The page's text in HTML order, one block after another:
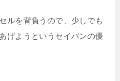
ルを背負うので、少しでも
げようというセイバンの優